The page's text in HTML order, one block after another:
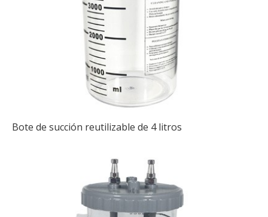
Bote de succión reutilizable de 4 litros